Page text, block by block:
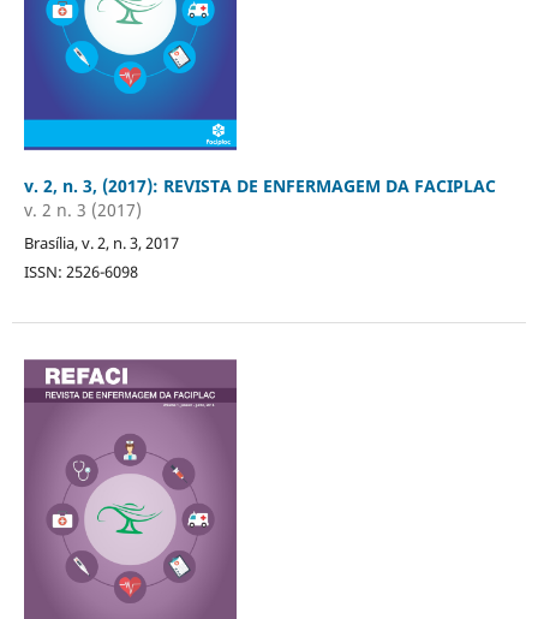
v. 2, n. 3, (2017): REVISTA DE ENFERMAGEM DA FACIPLAC
v. 2 n. 3 (2017)
Brasília, v. 2, n. 3, 2017
ISSN: 2526-6098